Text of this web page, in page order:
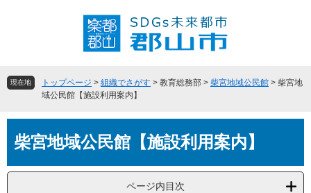
頭
飛
へ
現在地 トップページ > 組織でさがす > 教育総務部 > 柴宮地域公民館 > 柴宮地
域公民館【施設利用案内】
文柴宮地域公民館【施設利用案内】
ページ内目次